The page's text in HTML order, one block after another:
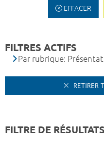
EFFACER
FILTRES ACTIFS
Par rubrique:
RETIRER
FILTRE DE RÉSULTATS